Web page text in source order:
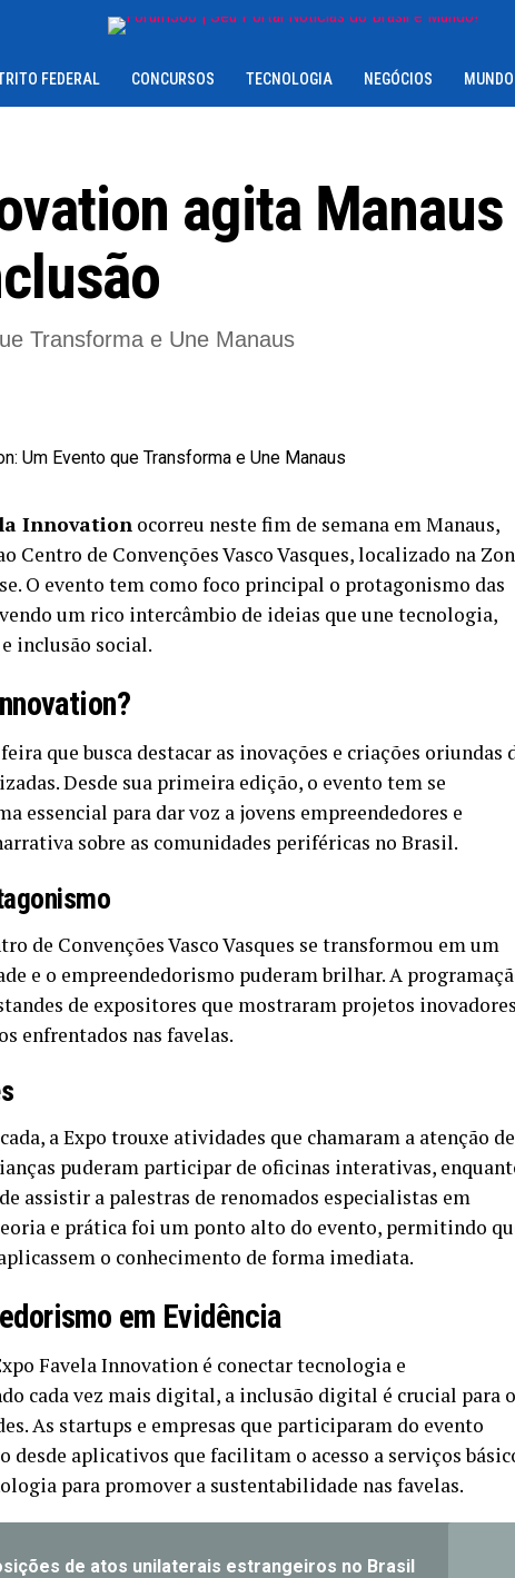
FEDERAL CONCURSOS TECNOLOGIA NEGÓCIOS MUNDO
agita
Transforma e Une Manaus
Innovation ocorreu neste fim de semana em Manaus,
de Convenções Vasco Vasques, localizado na
O evento tem como foco principal o protagonismo das
um rico intercâmbio de ideias que une tecnologia,
inclusão social.
que busca destacar as inovações e criações oriundas
Desde sua primeira edição, o evento tem se
essencial para dar voz a jovens empreendedores e
sobre as comunidades periféricas no Brasil.
de Convenções Vasco Vasques se transformou em um
e o empreendedorismo puderam brilhar. A
de expositores que mostraram projetos
enfrentados nas favelas.
a Expo trouxe atividades que chamaram a atenção de
puderam participar de oficinas interativas,
assistir a palestras de renomados especialistas em
e prática foi um ponto alto do evento, permitindo
o conhecimento de forma imediata.
em Evidência
Favela Innovation é conectar tecnologia e
cada vez mais digital, a inclusão digital é crucial para o
As startups e empresas que participaram do evento
desde aplicativos que facilitam o acesso a serviços
para promover a sustentabilidade nas favelas.
de atos unilaterais estrangeiros no Brasil